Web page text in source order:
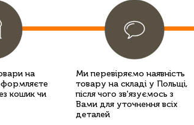
на
кошик чи
Ми перевіряємо наявність
товару на складі у Польщі,
після чого зв'язуємось з
Вами для уточнення всіх
деталей